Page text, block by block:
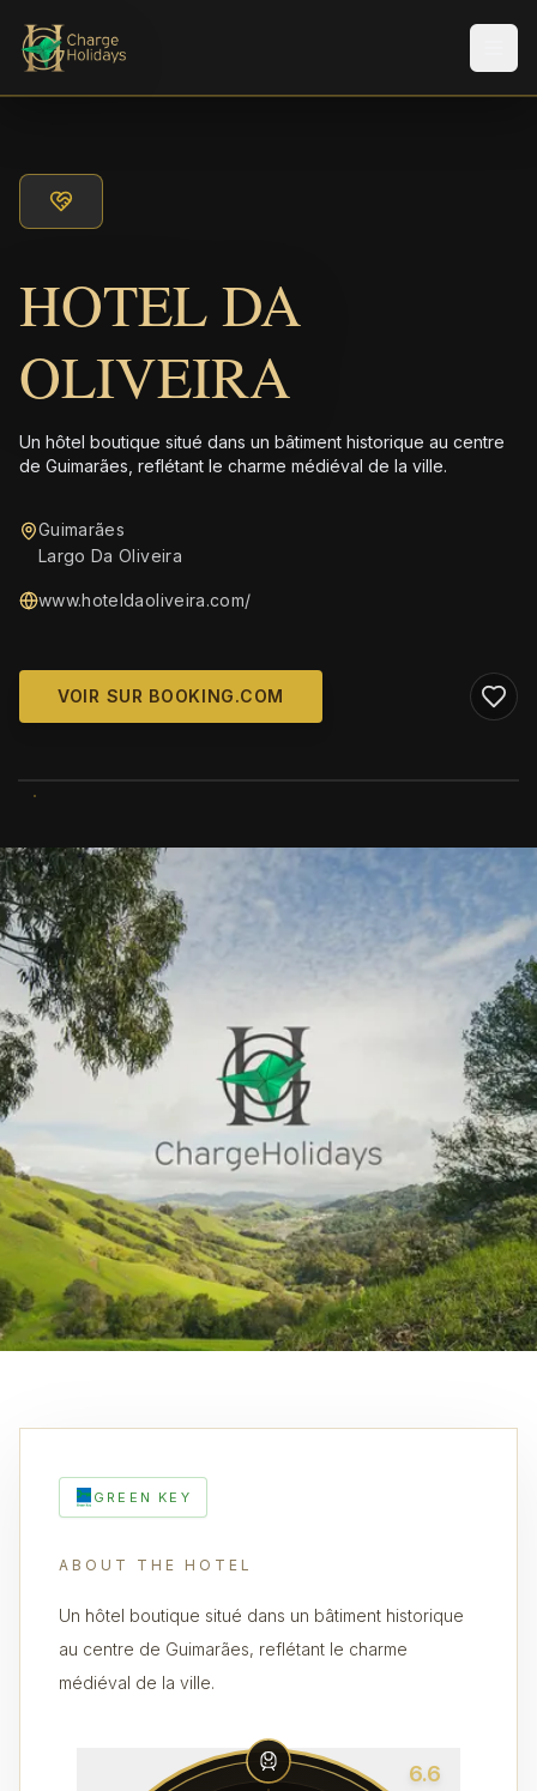
HOTEL DA
OLIVEIRA
Un hôtel boutique situé dans un bâtiment historique au centre
de Guimarães, reflétant le charme médiéval de la ville.
Guimarães
Largo Da Oliveira
www.hoteldaoliveira.com/
VOIR SUR BOOKING.COM
GREEN KEY
ABOUT THE HOTEL
Un hôtel boutique situé dans un bâtiment historique
au centre de Guimarães, reflétant le charme
médiéval de la ville.
6.6